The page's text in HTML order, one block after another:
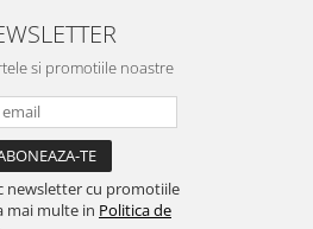
si promotiile noastre
newsletter cu promotiile
mai multe in Politica de